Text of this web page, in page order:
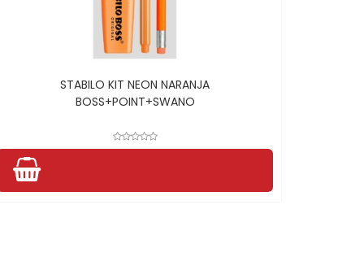
STABILO KIT NEON NARANJA
BOSS+POINT+SWANO